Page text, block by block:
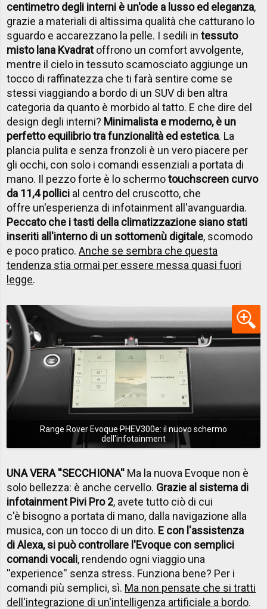
centimetro degli interni è un'ode a lusso ed eleganza,
grazie a materiali di altissima qualità che catturano lo
sguardo e accarezzano la pelle. I sedili intessuto
misto lana Kvadratoffrono un comfort avvolgente,
mentre il cielo in tessuto scamosciato aggiunge un
tocco di raffinatezza che ti farà sentire come se
stessi viaggiando a bordo di un SUV di ben altra
categoria da quanto è morbido al tatto. E che dire del
design degli interni? Minimalista e moderno, è un
perfetto equilibrio tra funzionalità ed estetica. La
plancia pulita e senza fronzoli è un vero piacere per
gli occhi, con solo i comandi essenziali a portata di
mano. Il pezzo forte è lo schermotouchscreen curvo
da 11,4 pollici al centro del cruscotto, che
offre un'esperienza di infotainment all'avanguardia.
Peccato che i tasti della climatizzazione siano stati
inseriti all'interno di un sottomenù digitale, scomodo
e poco pratico.Anche se sembra che questa
tendenza stia ormai per essere messa quasi fuori
legge.
Range Rover Evoque PHEV300e: il nuovo schermo
dell'infotainment
UNA VERA ''SECCHIONA'' Ma la nuova Evoque non è
solo bellezza: è anche cervello. Grazie al sistema di
infotainment Pivi Pro 2, avete tutto ciò di cui
c'è bisogno a portata di mano, dalla navigazione alla
musica, con un tocco di un dito. E con l'assistenza
di Alexa, si può controllare l'Evoque con semplici
comandi vocali, rendendo ogni viaggio una
''experience'' senza stress. Funziona bene? Per i
comandi più semplici, sì. Ma non pensate che si tratti
dell'integrazione di un'intelligenza artificiale a bordo.